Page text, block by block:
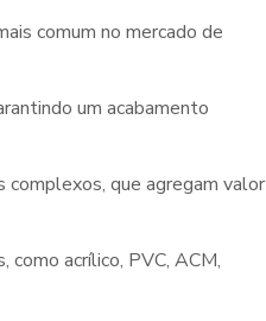
comum no mercado de
um acabamento
complexos, que agregam valor
acrílico, PVC, ACM,